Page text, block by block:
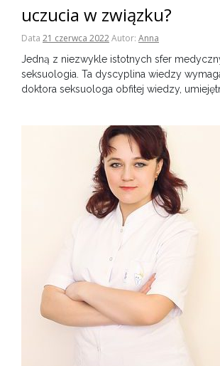
uczucia w związku?
Data 21 czerwca 2022Autor: Anna
Jedną z niezwykle istotnych sfer
seksuologia. Ta dyscyplina wiedzy
doktora seksuologa obfitej wiedzy,